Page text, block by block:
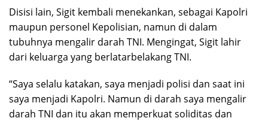
Disisi lain, Sigit kembali menekankan, sebagai Kapolri
maupun personel Kepolisian, namun di dalam
tubuhnya mengalir darah TNI. Mengingat, Sigit lahir
dari keluarga yang berlatarbelakang TNI.
“Saya selalu katakan, saya menjadi polisi dan saat ini
saya menjadi Kapolri. Namun di darah saya mengalir
darah TNI dan itu akan memperkuat soliditas dan